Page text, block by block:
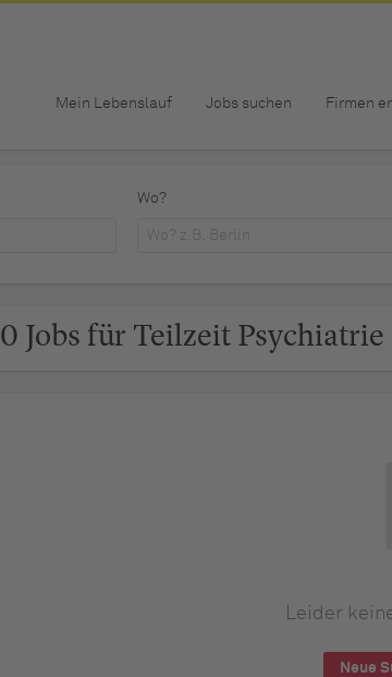
Mein Lebenslauf Jobs suchen Firmen
Wo?
0 Jobs für Teilzeit Psychiatrie
Leider
Neue